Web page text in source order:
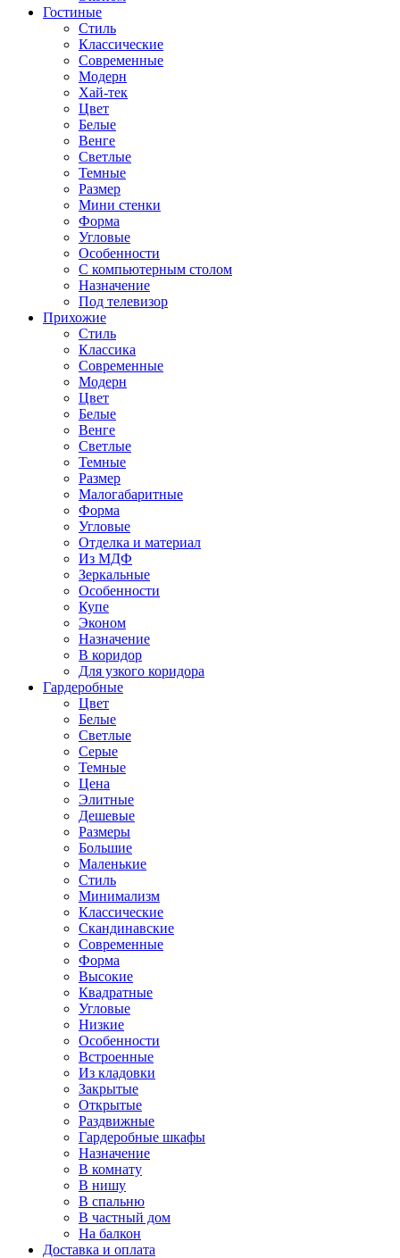
Гостиные
Стиль
Классические
Современные
Модерн
Хай-тек
Цвет
Белые
Венге
Светлые
Темные
Размер
Мини стенки
Форма
Угловые
Особенности
С компьютерным столом
Назначение
Под телевизор
Прихожие
Стиль
Классика
Современные
Модерн
Цвет
Белые
Венге
Светлые
Темные
Размер
Малогабаритные
Форма
Угловые
Отделка и материал
Из МДФ
Зеркальные
Особенности
Купе
Эконом
Назначение
В коридор
Для узкого коридора
Гардеробные
Цвет
Белые
Светлые
Серые
Темные
Цена
Элитные
Дешевые
Размеры
Большие
Маленькие
Стиль
Минимализм
Классические
Скандинавские
Современные
Форма
Высокие
Квадратные
Угловые
Низкие
Особенности
Встроенные
Из кладовки
Закрытые
Открытые
Раздвижные
Гардеробные шкафы
Назначение
В комнату
В нишу
В спальню
В частный дом
На балкон
Доставка и оплата